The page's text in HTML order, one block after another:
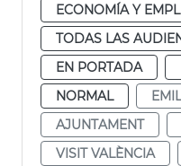
ECONOMÍA Y
TODAS LAS
EN PORTADA
NORMAL
AJUNTAMENT
VISIT VALÈNCIA